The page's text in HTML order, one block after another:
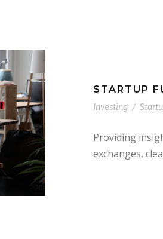
STARTUP
Investing /
Providing
exchanges,